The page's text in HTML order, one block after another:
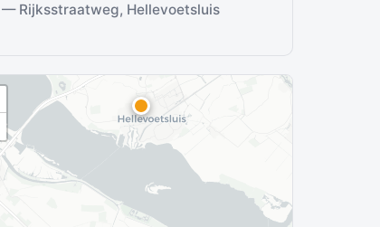
— Rijksstraatweg, Hellevoetsluis